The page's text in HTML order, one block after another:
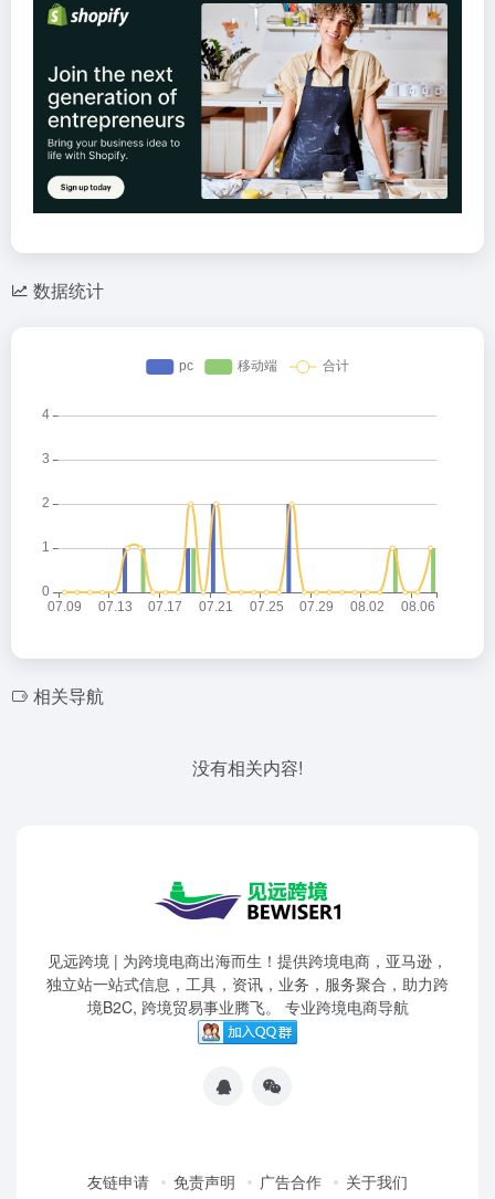
数据统计
相关导航
没有相关内容!
见远跨境 | 为跨境电商出海而生！提供跨境电商，亚马逊，
独立站一站式信息，工具，资讯，业务，服务聚合，助力跨
境B2C, 跨境贸易事业腾飞。 专业跨境电商导航
友链申请 免责声明 广告合作 关于我们